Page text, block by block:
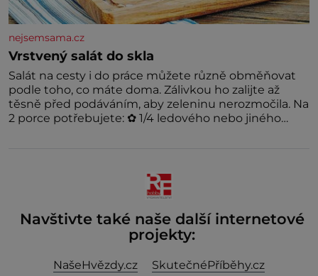
nejsemsama.cz
Vrstvený salát do skla
Salát na cesty i do práce můžete různě obměňovat
podle toho, co máte doma. Zálivkou ho zalijte až
těsně před podáváním, aby zeleninu nerozmočila. Na
2 porce potřebujete: ✿ 1/4 ledového nebo jiného
Navštivte také naše další internetové
projekty:
NašeHvězdy.cz
SkutečnéPříběhy.cz